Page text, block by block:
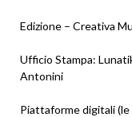
Edizione – Creativa
Ufficio Stampa:
Antonini
Piattaforme digitali